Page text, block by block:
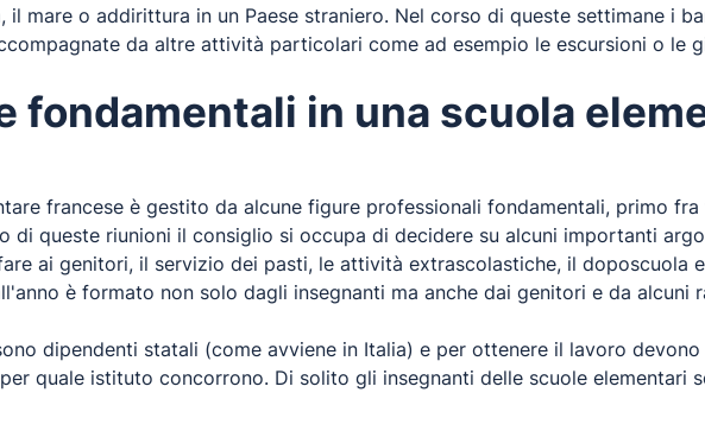
mare o addirittura in un Paese straniero. Nel corso di queste settimane i
da altre attività particolari come ad esempio le escursioni o le
fondamentali in una scuola
francese è gestito da alcune figure professionali fondamentali, primo
di queste riunioni il consiglio si occupa di decidere su alcuni importanti
ai genitori, il servizio dei pasti, le attività extrascolastiche, il doposcuola
è formato non solo dagli insegnanti ma anche dai genitori e da alcuni
dipendenti statali (come avviene in Italia) e per ottenere il lavoro devono
quale istituto concorrono. Di solito gli insegnanti delle scuole elementari